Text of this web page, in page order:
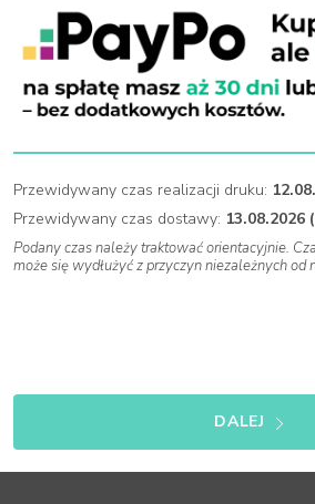
Przewidywany czas realizacji druku:
Przewidywany czas dostawy: 13.08.2026
Podany czas należy traktować orientacyjnie.
może się wydłużyć z przyczyn niezależnych od
DALEJ